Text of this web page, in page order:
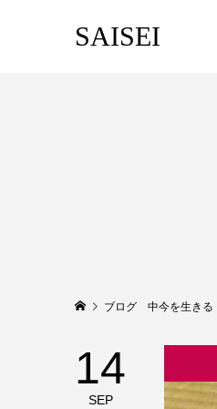
SAISEI
ブログ 中今を生きる
14
SEP